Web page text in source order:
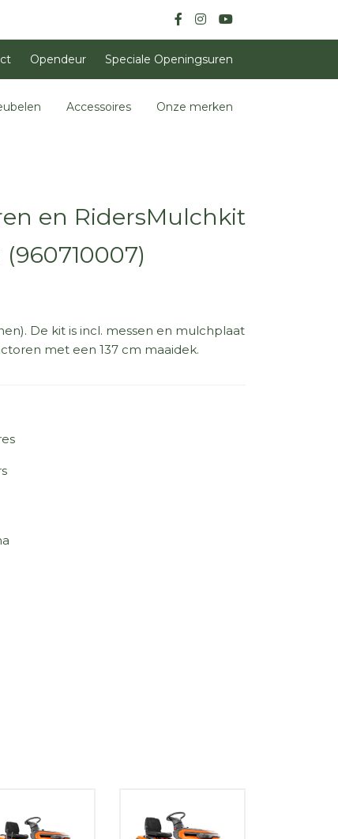
Opendeur Speciale Openingsuren
Accessoires Onze merken
en RidersMulchkit
De kit is incl. messen en mulchplaat
met een 137 cm maaidek.